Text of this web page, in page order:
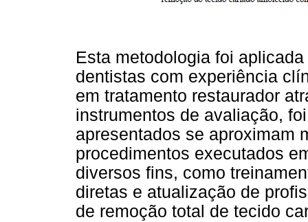
Esta metodologia foi
dentistas com experiência
em tratamento restaurador
instrumentos de avaliação,
apresentados se aproximam
procedimentos executados
diversos fins, como
diretas e atualização de
de remoção total de tecido